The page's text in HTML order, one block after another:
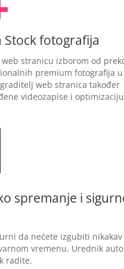
Stock fotografija
web stranicu izborom od
premium fotografija u
web stranica također
videozapise i
spremanje i
da nećete izgubiti nikakav
vremenu. Urednik
radite.